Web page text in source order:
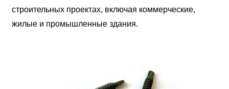
строительных проектах, включая коммерческие,
жилые и промышленные здания.